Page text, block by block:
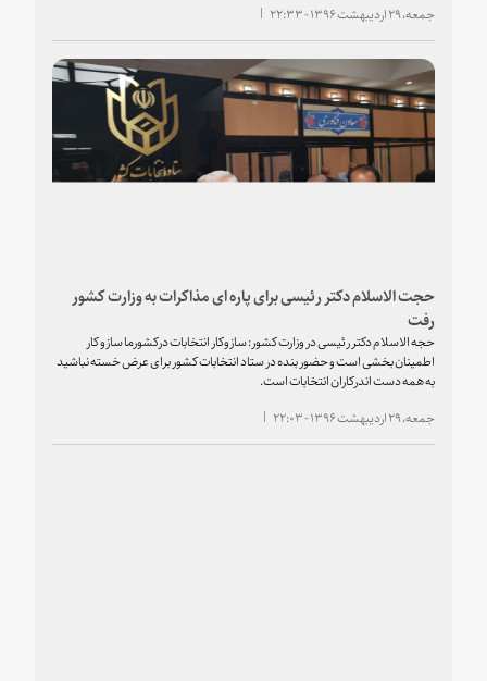
جمعه، ۲۹ اردیبهشت ۱۳۹۶ - ۲۲:۳۳
حجت الاسلام دکتر رئیسی برای پاره ای مذاکرات به وزارت کشور
رفت
حجه الاسلام دکتر رئیسی در وزارت کشور: سازوکار انتخابات درکشورما سازو کار
اطمینان بخشی است و حضور بنده در ستاد انتخابات کشور برای عرض خسته نباشید
به همه دست اندرکاران انتخابات است.
جمعه، ۲۹ اردیبهشت ۱۳۹۶ - ۲۲:۰۳